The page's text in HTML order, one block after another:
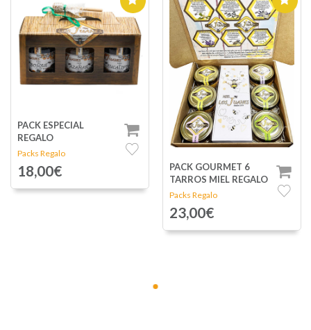
PACK ESPECIAL
REGALO
Packs Regalo
18,00€
PACK GOURMET 6
TARROS MIEL REGALO
Packs Regalo
23,00€